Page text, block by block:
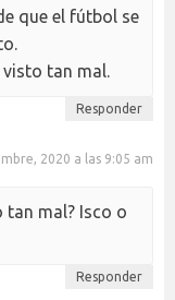
que el fútbol se
visto tan mal.
Responder
2020 a las 9:05 am
tan mal? Isco o
Responder